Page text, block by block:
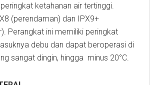
ketahanan air tertinggi.
(perendaman) dan IPX9+
Perangkat ini memiliki peringkat
debu dan dapat beroperasi di
sangat dingin, hingga minus 20°C.